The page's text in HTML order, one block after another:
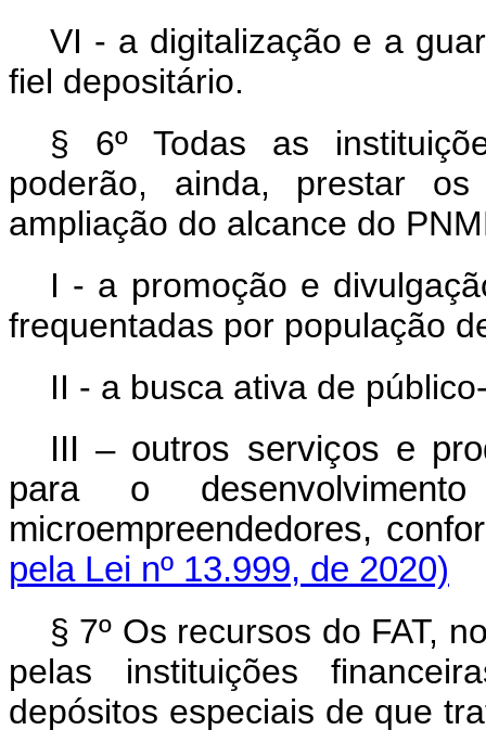
VI - a digitalização e a
fiel depositário.
§ 6º Todas as
poderão, ainda, prestar
ampliação do alcance do
I - a promoção e
frequentadas por população
II - a busca ativa de
III – outros serviços e
para o
microempreendedores,
pela Lei nº 13.999, de 2020)
§ 7º Os recursos do FAT,
pelas instituições
depósitos especiais de que